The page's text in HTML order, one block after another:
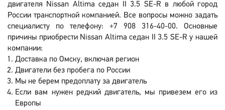
двигателя Nissan Altima седан II 3.5 SE-R в любой город
России транспортной компанией. Все вопросы можно задать
специалисту по телефону: +7 908 316-40-00. Основные
причины приобрести Nissan Altima седан II 3.5 SE-R у нашей
компании:
Доставка по Омску, включая регион
Двигатели без пробега по России
Мы не берем предоплату за двигатель
Если вам нужен редкий двигатель, мы привезем его из
Европы